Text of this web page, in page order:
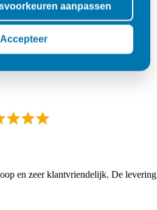
en zeer klantvriendelijk. De
aanpassen
Accepteer